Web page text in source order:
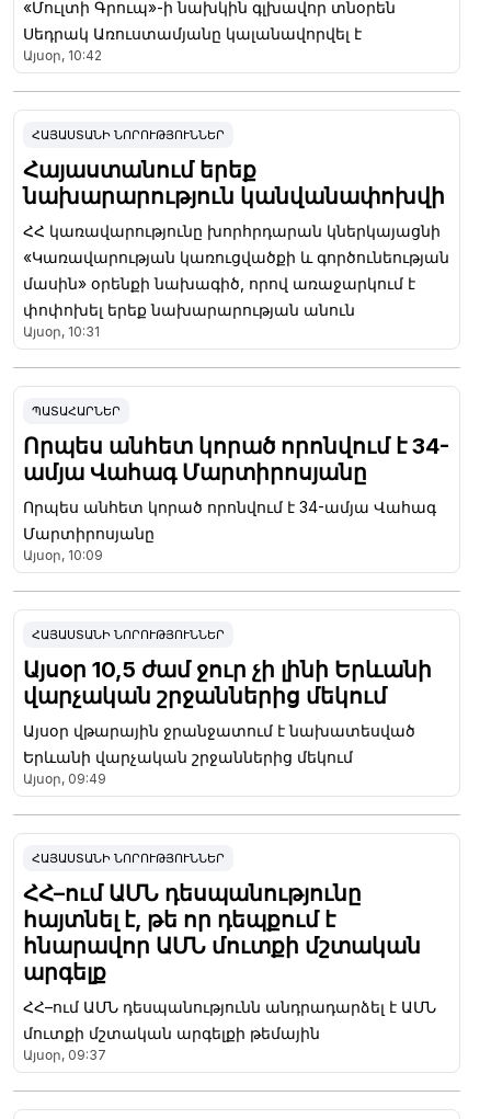
«Մուլտի Գրուպ»-ի նախկին գլխավոր տնօրեն
Սեդրակ Առուստամյանը կալանավորվել է
Այսօր, 10:42
ՀԱՅԱՍՏԱՆԻ ՆՈՐՈՒԹՅՈՒՆՆԵՐ
Հայաստանում երեք
նախարարություն կանվանափոխվի
ՀՀ կառավարությունը խորհրդարան կներկայացնի
«Կառավարության կառուցվածքի և գործունեության
մասին» օրենքի նախագիծ, որով առաջարկում է
փոփոխել երեք նախարարության անուն
Այսօր, 10:31
ՊԱՏԱՀԱՐՆԵՐ
Որպես անհետ կորած որոնվում է 34-
ամյա Վահագ Մարտիրոսյանը
Որպես անհետ կորած որոնվում է 34-ամյա Վահագ
Մարտիրոսյանը
Այսօր, 10:09
ՀԱՅԱՍՏԱՆԻ ՆՈՐՈՒԹՅՈՒՆՆԵՐ
Այսօր 10,5 ժամ ջուր չի լինի Երևանի
վարչական շրջաններից մեկում
Այսօր վթարային ջրանջատում է նախատեսված
Երևանի վարչական շրջաններից մեկում
Այսօր, 09:49
ՀԱՅԱՍՏԱՆԻ ՆՈՐՈՒԹՅՈՒՆՆԵՐ
ՀՀ–ում ԱՄՆ դեսպանությունը
հայտնել է, թե որ դեպքում է
հնարավոր ԱՄՆ մուտքի մշտական
արգելք
ՀՀ–ում ԱՄՆ դեսպանությունն անդրադարձել է ԱՄՆ
մուտքի մշտական արգելքի թեմային
Այսօր, 09:37